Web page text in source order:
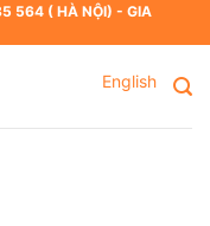
564 ( HÀ NỘI) - GIA
English